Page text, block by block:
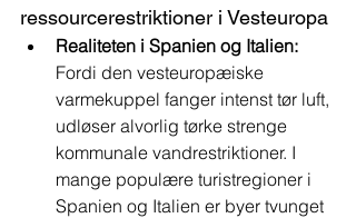
ressourcerestriktioner i Vesteuropa
Realiteten i Spanien og Italien:
Fordi den vesteuropæiske
varmekuppel fanger intenst tør luft,
udløser alvorlig tørke strenge
kommunale vandrestriktioner. I
mange populære turistregioner i
Spanien og Italien er byer tvunget